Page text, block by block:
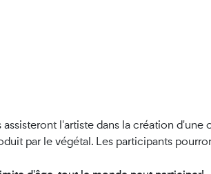
l'artiste dans la création
par le végétal. Les participants